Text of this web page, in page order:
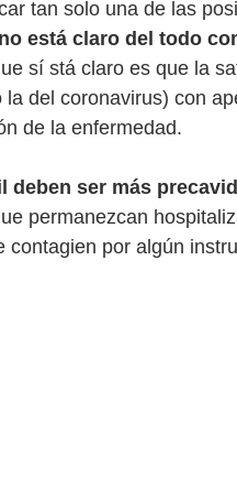
tan solo una de las
no está claro del todo
sí stá claro es que la
del coronavirus) con
de la enfermedad.
deben ser más
permanezcan
por algún